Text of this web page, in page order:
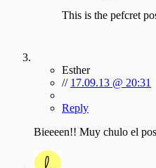
This is the pefcret
Esther
// 17.09.13 @ 20:31
Reply
Bieeeen!! Muy chulo el